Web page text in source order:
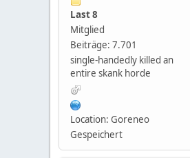
Last 8
Mitglied
Beiträge: 7.701
single-handedly killed an
entire skank horde
Location: Goreneo
Gespeichert